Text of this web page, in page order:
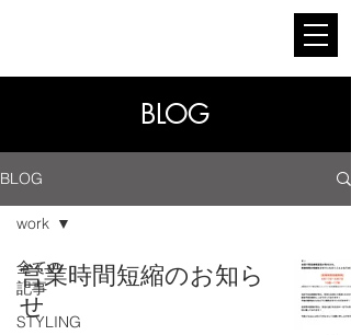
BLOG
全ての
記事
STYLING
work
営業時間短縮のお知ら
せ
BLOG